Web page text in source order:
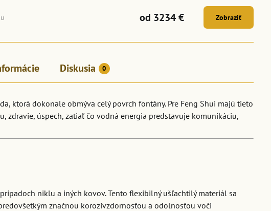
Diskusia 0
ktorá dokonale obmýva celý povrch fontány. Pre Feng Shui majú tieto
zdravie, úspech, zatiaľ čo vodná energia predstavuje komunikáciu,
niklu a iných kovov. Tento flexibilný ušľachtilý materiál sa
značnou korozivzdornosťou a odolnosťou voči
od 3234 € Zobraziť